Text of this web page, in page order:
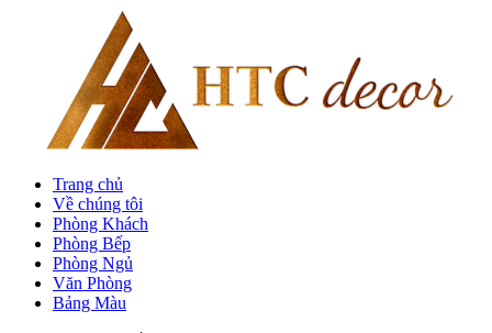
Trang chủ
Về chúng tôi
Phòng Khách
Phòng Bếp
Phòng Ngủ
Văn Phòng
Bảng Màu